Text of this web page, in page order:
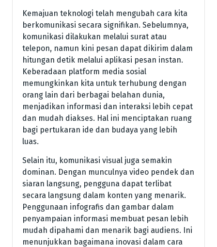
Kemajuan teknologi telah mengubah cara kita
berkomunikasi secara signifikan. Sebelumnya,
komunikasi dilakukan melalui surat atau
telepon, namun kini pesan dapat dikirim dalam
hitungan detik melalui aplikasi pesan instan.
Keberadaan platform media sosial
memungkinkan kita untuk terhubung dengan
orang lain dari berbagai belahan dunia,
menjadikan informasi dan interaksi lebih cepat
dan mudah diakses. Hal ini menciptakan ruang
bagi pertukaran ide dan budaya yang lebih
luas.
Selain itu, komunikasi visual juga semakin
dominan. Dengan munculnya video pendek dan
siaran langsung, pengguna dapat terlibat
secara langsung dalam konten yang menarik.
Penggunaan infografis dan gambar dalam
penyampaian informasi membuat pesan lebih
mudah dipahami dan menarik bagi audiens. Ini
menunjukkan bagaimana inovasi dalam cara